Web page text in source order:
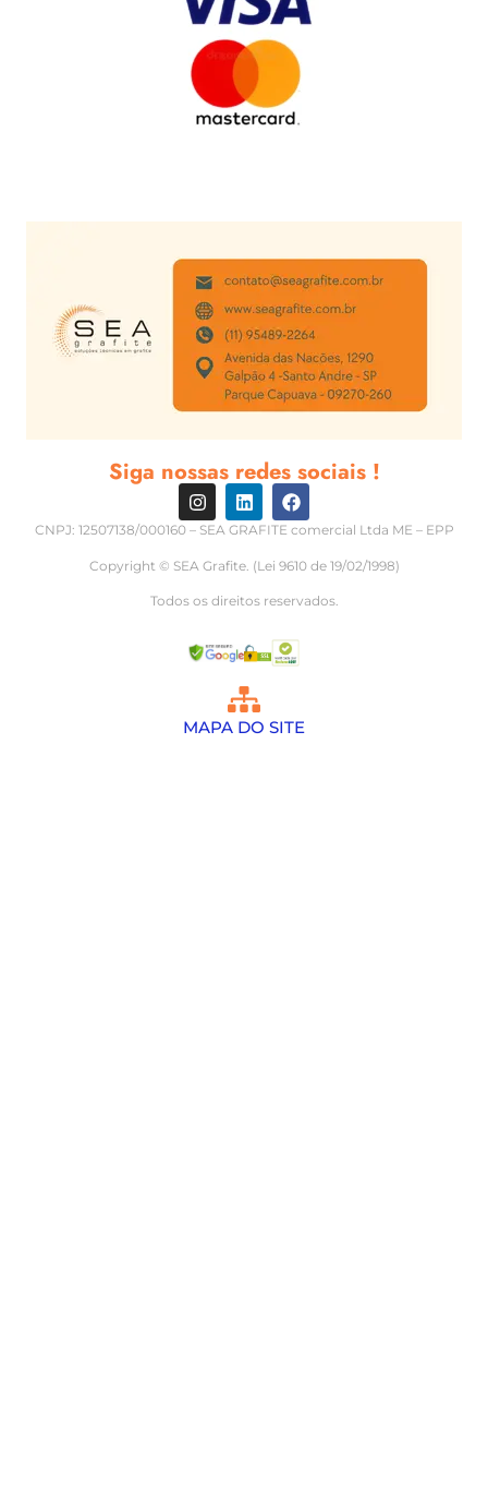
Siga nossas redes sociais !
CNPJ: 12507138/000160 – SEA GRAFITE comercial Ltda ME – EPP
Copyright © SEA Grafite. (Lei 9610 de 19/02/1998)
Todos os direitos reservados.
MAPA DO SITE